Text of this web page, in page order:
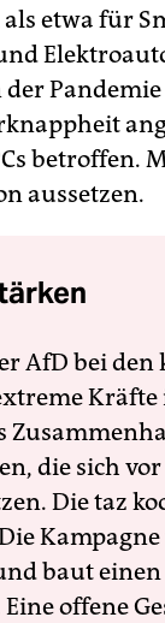
etwa für
betroffen.
aussetzen.
AfD bei
die sich
Die taz
baut
offene